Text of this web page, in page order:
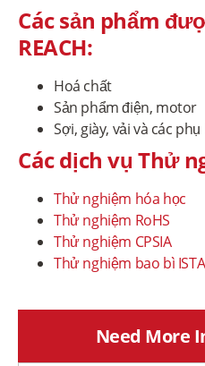
Các sản phẩm
REACH:
Hoá chất
Sản phẩm điện, motor
Sợi, giày, vải và các phụ
Các dịch vụ Thử
Thử nghiệm hóa học
Thử nghiệm RoHS
Thử nghiệm CPSIA
Thử nghiệm bao bì
Need More